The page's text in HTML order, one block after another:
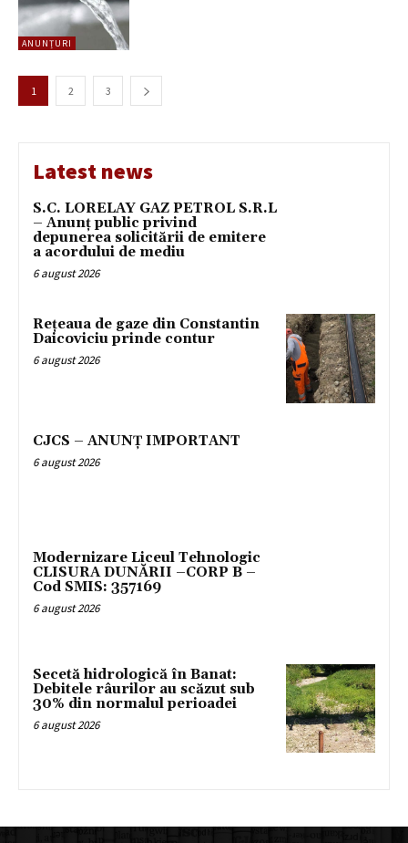
ANUNȚURI
1 2 3
Latest news
S.C. LORELAY GAZ PETROL S.R.L
– Anunț public privind
depunerea solicitării de emitere
a acordului de mediu
6 august 2026
Rețeaua de gaze din Constantin
Daicoviciu prinde contur
6 august 2026
CJCS – ANUNȚ IMPORTANT
6 august 2026
Modernizare Liceul Tehnologic
CLISURA DUNĂRII –CORP B –
Cod SMIS: 357169
6 august 2026
Secetă hidrologică în Banat:
Debitele râurilor au scăzut sub
30% din normalul perioadei
6 august 2026